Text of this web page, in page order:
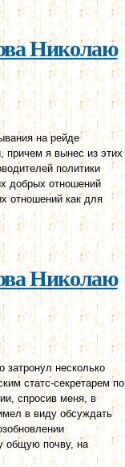
20 июля (2 августа)
Николаю
на рейде
причем я вынес из этих
политики
добрых отношений
отношений как для
Николаю
затронул несколько
статс-секретарем по
спросив меня, в
в виду обсуждать
общую почву, на